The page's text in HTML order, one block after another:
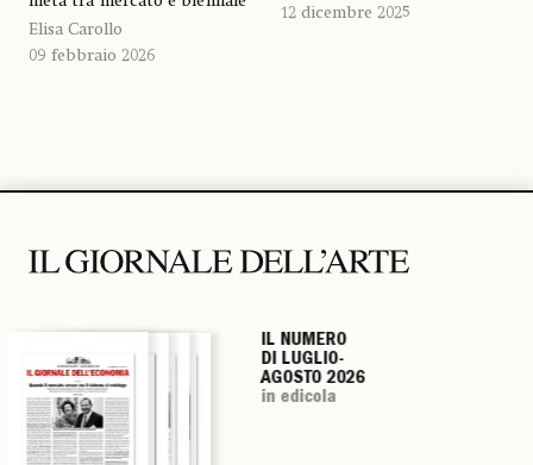
Elisa Carollo
09 febbraio 2026
12 dicembre 2025
IL NUMERO
DI LUGLIO-
AGOSTO 2026
in edicola
IL NUMERO
DI LUGLIO-
AGOSTO 2026
in edicola
IL NUMERO
DI LUGLIO-
AGOSTO 2026
in edicola
IL NUMERO
DI LUGLIO-
AGOSTO 2026
in edicola